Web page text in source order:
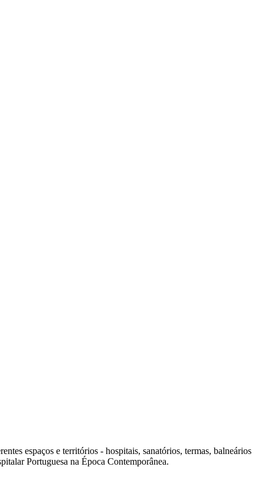
espaços e territórios - hospitais, sanatórios, termas, balneários
Portuguesa na Época Contemporânea.